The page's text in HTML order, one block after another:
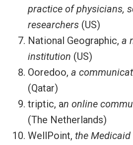
practice of physicians,
researchers (US)
National Geographic, a
institution (US)
Ooredoo, a
(Qatar)
triptic, an online
(The Netherlands)
WellPoint, the